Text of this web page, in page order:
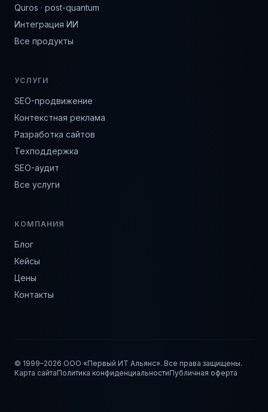
Quros · post-quantum
Интеграция ИИ
Все продукты
УСЛУГИ
SEO-продвижение
Контекстная реклама
Разработка сайтов
Техподдержка
SEO-аудит
Все услуги
КОМПАНИЯ
Блог
Кейсы
Цены
Контакты
© 1999–2026 ООО «Первый ИТ Альянс». Все права защищены.
Карта сайтаПолитика конфиденциальностиПубличная оферта